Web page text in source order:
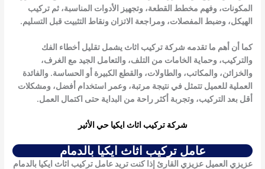
المكونات، وفهم مخطط القطعة، وتجهيز الأدوات المناسبة، ثم تركيب
الهيكل، وضبط المفصلات، ومراجعة الاتزان ونقاط التثبيت قبل التسليم.
كما أن أهم ما تقدمه شركة تركيب اثاث يشمل تقليل أخطاء الفك
والتركيب، وحماية الخامات من التلف، والتعامل الجيد مع الغرف،
والخزائن، والمكاتب، والطاولات، والقطع الكبيرة أو الحساسة. والفائدة
العملية للعميل تتمثل في نتيجة مرتبة، وعمر استخدام أفضل، ومشكلات
أقل بعد التركيب، وتجربة أكثر راحة من البداية حتى اكتمال العمل.
شركة تركيب اثاث ايكيا حي الأثير
عامل تركيب اثاث ايكيا بالدمام
عزيزي العميل عزيزي القارئ إذا كنت تريد عامل تركيب اثاث ايكيا بالدمام